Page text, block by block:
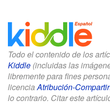
Todo el contenido de los
Kiddle (incluidas las
libremente para fines
licenciaAtribución-
lo contrario. Citar este